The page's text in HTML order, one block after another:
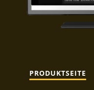
PRODUKTSEITE